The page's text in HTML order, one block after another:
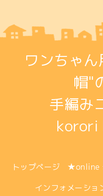
ワンちゃ
帽"
手編み
トップページ ★online
インフォメーショ